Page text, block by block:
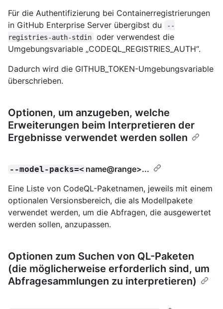
Für die Authentifizierung bei Containerregistrierungen
in GitHub Enterprise Server übergibst du
--
registries-auth-stdin
oder verwendest die
Umgebungsvariable „CODEQL_REGISTRIES_AUTH“.
Dadurch wird die GITHUB_TOKEN-Umgebungsvariable
überschrieben.
Optionen, um anzugeben, welche
Erweiterungen beim Interpretieren der
Ergebnisse verwendet werden sollen
--model-packs=< name@range>...
Eine Liste von CodeQL-Paketnamen, jeweils mit einem
optionalen Versionsbereich, die als Modellpakete
verwendet werden, um die Abfragen, die ausgewertet
werden sollen, anzupassen.
Optionen zum Suchen von QL-Paketen
(die möglicherweise erforderlich sind, um
Abfragesammlungen zu interpretieren)